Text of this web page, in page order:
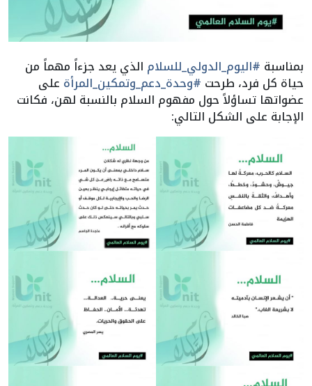
بمناسبة #اليوم_الدولي_للسلام الذي يعد جزءاً مهماً من
حياة كل فرد، طرحت #وحدة_دعم_وتمكين_المرأة على
عضواتها تساؤلاً حول مفهوم السلام بالنسبة لهن، فكانت
الإجابة على الشكل التالي: